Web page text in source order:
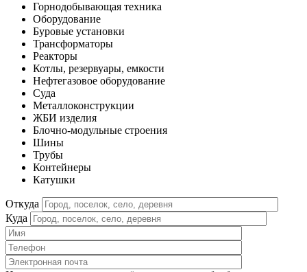
Горнодобывающая техника
Оборудование
Буровые установки
Трансформаторы
Реакторы
Котлы, резервуары, емкости
Нефтегазовое оборудование
Cуда
Металлоконструкции
ЖБИ изделия
Блочно-модульные строения
Шины
Трубы
Контейнеры
Катушки
Откуда
Куда